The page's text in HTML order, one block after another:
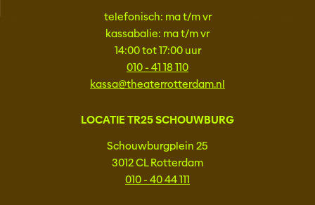
telefonisch: ma t/m vr
kassabalie: ma t/m vr
14:00 tot 17:00 uur
010 - 41 18 110
kassa@theaterrotterdam.nl
LOCATIE TR25 SCHOUWBURG
Schouwburgplein 25
3012 CL Rotterdam
010 - 40 44 111